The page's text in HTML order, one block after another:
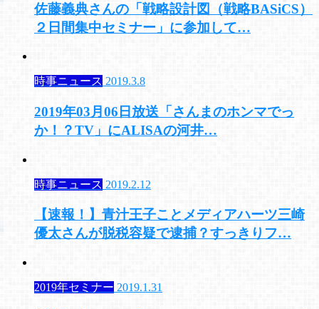
佐藤義典さんの「戦略設計図（戦略BASiCS）
２日間集中セミナー」に参加して…
時事ニュース 2019.3.8
2019年03月06日放送「さんまのホンマでっ
か！？TV」にALISAの河井…
時事ニュース 2019.2.12
【速報！】青汁王子ことメディアハーツ三崎
優太さんが脱税容疑で逮捕？すっきりフ…
2019年セミナー 2019.1.31